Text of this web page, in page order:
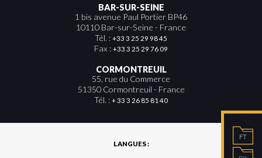
FT
BAR-SUR-SEINE
1 bis avenue Paul Portier BP46
10110 Bar-sur-Seine - France
Tél. : +33 3 25 29 98 45
Fax : +33 3 25 29 76 09
CORMONTREUIL
55, rue du Commerce
51350 Cormontreuil - France
Tél. : + 33 3 26 85 81 40
LANGUES :